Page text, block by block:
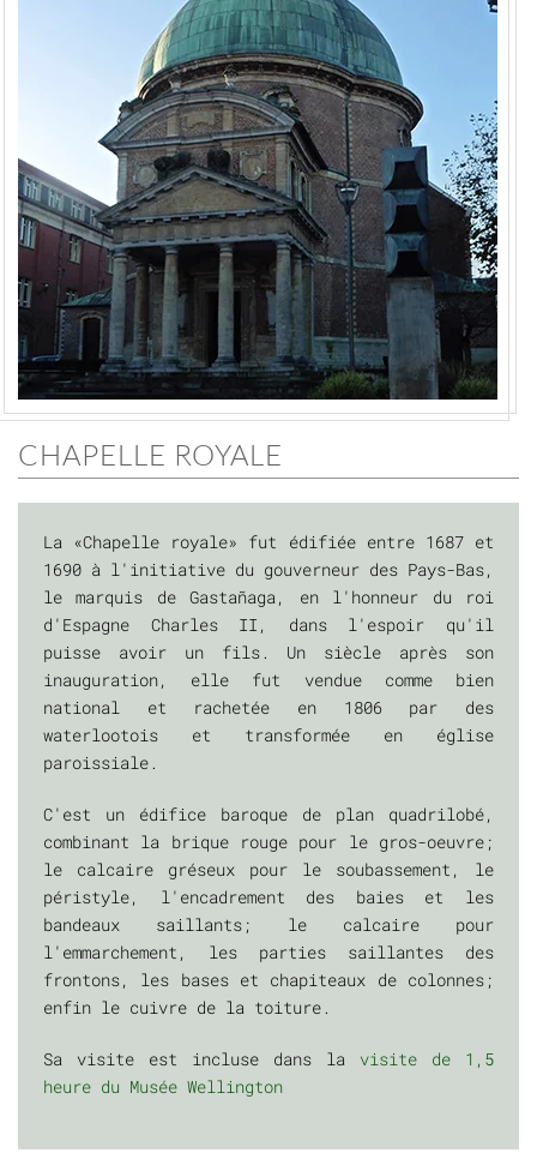
CHAPELLE ROYALE
La «Chapelle royale» fut édifiée entre 1687 et
1690 à l'initiative du gouverneur des Pays-Bas,
le marquis de Gastañaga, en l'honneur du roi
d'Espagne Charles II, dans l'espoir qu'il
puisse avoir un fils. Un siècle après son
inauguration, elle fut vendue comme bien
national et rachetée en 1806 par des
waterlootois et transformée en église
paroissiale.
C'est un édifice baroque de plan quadrilobé,
combinant la brique rouge pour le gros-oeuvre;
le calcaire gréseux pour le soubassement, le
péristyle, l'encadrement des baies et les
bandeaux saillants; le calcaire pour
l'emmarchement, les parties saillantes des
frontons, les bases et chapiteaux de colonnes;
enfin le cuivre de la toiture.
Sa visite est incluse dans la visite de 1,5
heure du Musée Wellington